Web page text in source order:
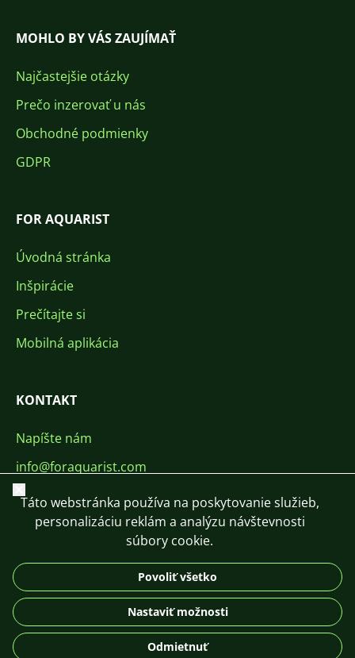
MOHLO BY VÁS ZAUJÍMAŤ
Najčastejšie otázky
Prečo inzerovať u nás
Obchodné podmienky
GDPR
FOR AQUARIST
Úvodná stránka
Inšpirácie
Prečítajte si
Mobilná aplikácia
KONTAKT
Napíšte nám
info@foraquarist.com
+420 603 449 602
DE
© 2026 For Aquarist
Zavrieť
Táto webstránka používa na poskytovanie služieb,
personalizáciu reklám a analýzu návštevnosti
súbory cookie.
Povoliť všetko
Nastaviť možnosti
Odmietnuť